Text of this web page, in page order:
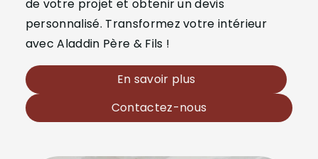
de votre projet et obtenir un devis
personnalisé. Transformez votre intérieur
avec Aladdin Père & Fils !
En savoir plus
Contactez-nous